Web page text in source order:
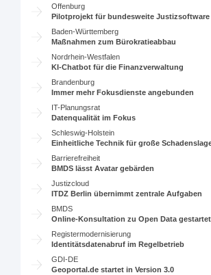
Offenburg
Pilotprojekt für bundesweite Justizsoftware
Baden-Württemberg
Maßnahmen zum Bürokratieabbau
Nordrhein-Westfalen
KI-Chatbot für die Finanzverwaltung
Brandenburg
Immer mehr Fokusdienste angebunden
IT-Planungsrat
Datenqualität im Fokus
Schleswig-Holstein
Einheitliche Technik für große
Barrierefreiheit
BMDS lässt Avatar gebärden
Justizcloud
ITDZ Berlin übernimmt zentrale Aufgaben
BMDS
Online-Konsultation zu Open Data gestartet
Registermodernisierung
Identitätsdatenabruf im Regelbetrieb
GDI-DE
Geoportal.de startet in Version 3.0